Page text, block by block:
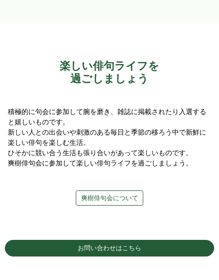
楽しい俳句ライフを
過ごしましょう
積極的に句会に参加して腕を磨き、雑誌に掲載されたり入選する
と嬉しいものです。
新しい人との出会いや刺激のある毎日と季節の移ろう中で新鮮に
楽しい俳句を楽しむ生活。
ひそかに競い合う生活も張り合いがあって楽しいものです。
爽樹俳句会に参加して楽しい俳句ライフを過ごしましょう。
爽樹俳句会について
お問い合わせはこちら